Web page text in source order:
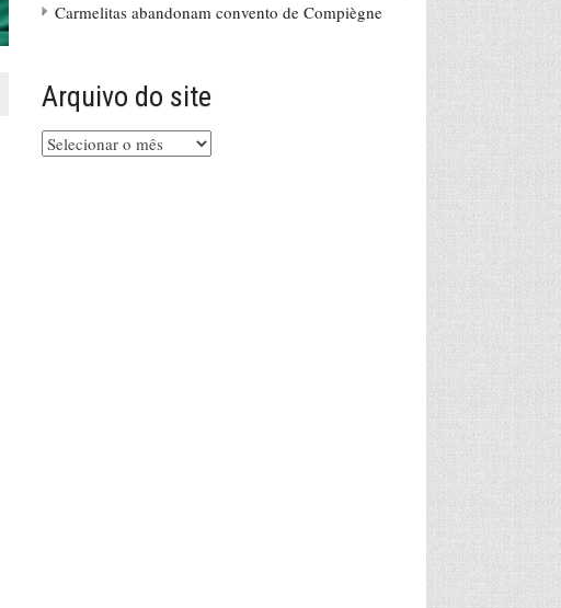
Carmelitas abandonam convento de Compiègne
Arquivo do site
Arquivo
do